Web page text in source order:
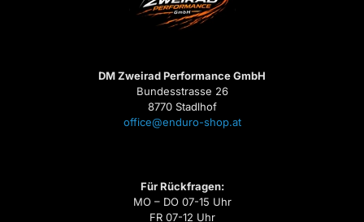
DM Zweirad Performance GmbH
Bundesstrasse 26
8770 Stadlhof
office@enduro-shop.at
Für Rückfragen:
MO – DO 07-15 Uhr
FR 07-12 Uhr